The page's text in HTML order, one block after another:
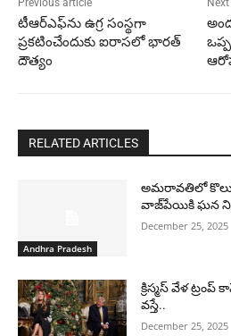
Previous article
టీఆర్‌ఎఫ్‌ను ఉగ్ర సంస్థగా
ప్రకటించేందుకు ఐరాసలో భారత్‌
దౌత్యం
RELATED ARTICLES
Andhra Pradesh
అమరావతిలో
వాజ్‌పేయికి ఘన
December 25, 2025
క్రిస్మస్ వేళ
వస్తే..
December 25, 2025